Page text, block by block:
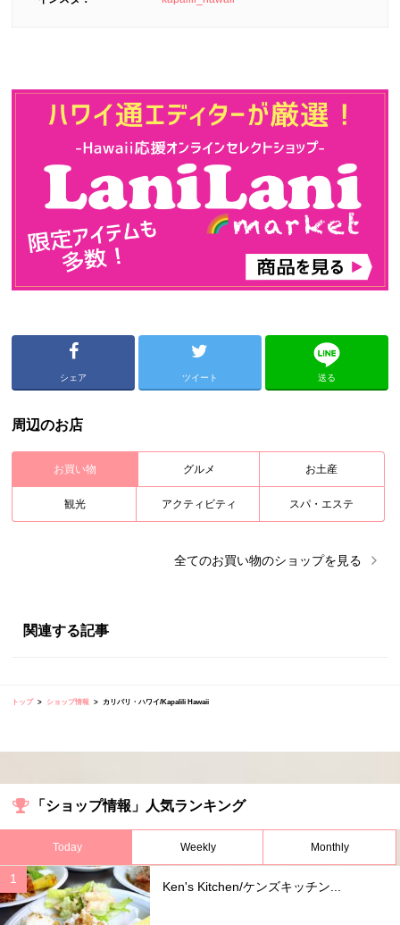
シェア ツイート 送る
周辺のお店
お買い物 グルメ お土産
観光 アクティビティ スパ・エステ
全てのお買い物のショップを見る
関連する記事
トップ ショップ情報 カリパリ・ハワイ/Kapalili Hawaii
「ショップ情報」人気ランキング
Today Weekly Monthly
Ken's Kitchen/ケンズキッチン...